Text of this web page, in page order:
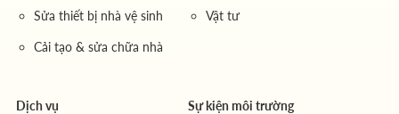
Sửa thiết bị nhà vệ sinh
Cải tạo & sửa chữa nhà
Vật tư
Dịch vụ Sự kiện môi trường